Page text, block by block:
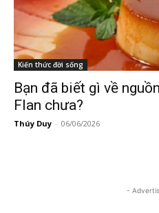
Kiến thức đời sống
Bạn đã biết gì về
Flan chưa?
Thúy Duy - 06/06/2026
-